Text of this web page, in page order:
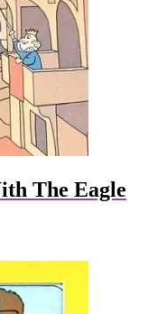
The Eagle